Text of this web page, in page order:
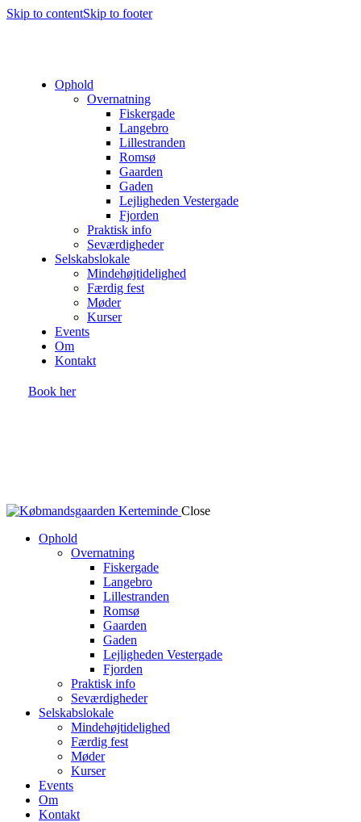
Skip to contentSkip to footer
Ophold
Overnatning
Fiskergade
Langebro
Lillestranden
Romsø
Gaarden
Gaden
Lejligheden Vestergade
Fjorden
Praktisk info
Seværdigheder
Selskabslokale
Mindehøjtidelighed
Færdig fest
Møder
Kurser
Events
Om
Kontakt
Book her
Close
Ophold
Overnatning
Fiskergade
Langebro
Lillestranden
Romsø
Gaarden
Gaden
Lejligheden Vestergade
Fjorden
Praktisk info
Seværdigheder
Selskabslokale
Mindehøjtidelighed
Færdig fest
Møder
Kurser
Events
Om
Kontakt